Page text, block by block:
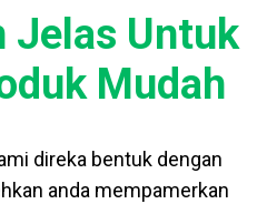
Jelas Untuk
Mudah
direka bentuk dengan
anda mempamerkan